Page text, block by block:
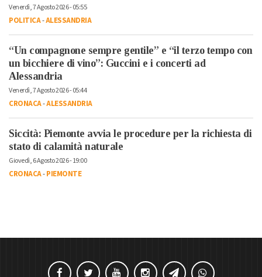
Venerdì, 7 Agosto 2026 - 05:55
POLITICA-ALESSANDRIA
“Un compagnone sempre gentile” e “il terzo tempo con
un bicchiere di vino”: Guccini e i concerti ad
Alessandria
Venerdì, 7 Agosto 2026 - 05:44
CRONACA-ALESSANDRIA
Siccità: Piemonte avvia le procedure per la richiesta di
stato di calamità naturale
Giovedì, 6 Agosto 2026 - 19:00
CRONACA-PIEMONTE